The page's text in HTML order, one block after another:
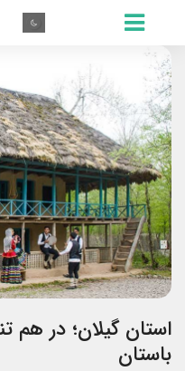
استان گیلان؛ در هم
باستان